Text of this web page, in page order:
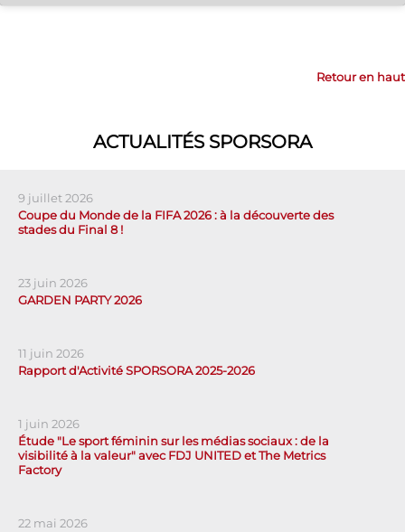
Retour en haut
ACTUALITÉS SPORSORA
9 juillet 2026
Coupe du Monde de la FIFA 2026 : à la découverte des
stades du Final 8 !
23 juin 2026
GARDEN PARTY 2026
11 juin 2026
Rapport d'Activité SPORSORA 2025-2026
1 juin 2026
Étude "Le sport féminin sur les médias sociaux : de la
visibilité à la valeur" avec FDJ UNITED et The Metrics
Factory
22 mai 2026